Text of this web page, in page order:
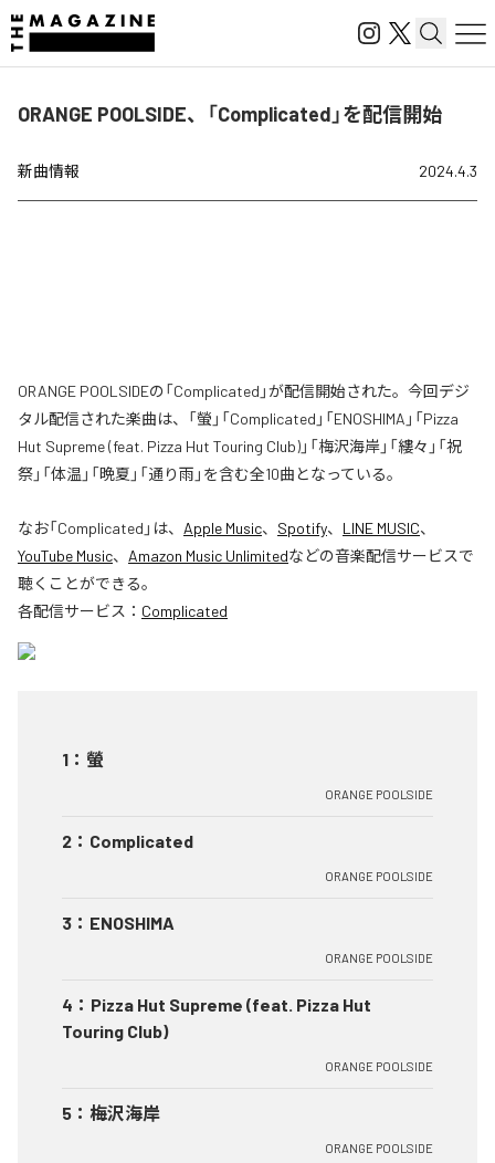
ORANGE POOLSIDE、「Complicated」を配信開始
新曲情報 2024.4.3
ORANGE POOLSIDEの「Complicated」が配信開始された。今回デジ
タル配信された楽曲は、「螢」「Complicated」「ENOSHIMA」「Pizza
Hut Supreme (feat. Pizza Hut Touring Club)」「梅沢海岸」「縷々」「祝
祭」「体温」「晩夏」「通り雨」を含む全10曲となっている。
なお「Complicated 」は、 Apple Music、 Spotify、 LINE MUSIC、
YouTube Music、 Amazon Music Unlimitedなどの音楽配信サービスで
聴くことができる。
各配信サービス： Complicated
1 ： 螢
ORANGE POOLSIDE
2 ： Complicated
ORANGE POOLSIDE
3 ： ENOSHIMA
ORANGE POOLSIDE
4 ： Pizza Hut Supreme (feat. Pizza Hut
Touring Club)
ORANGE POOLSIDE
5 ： 梅沢海岸
ORANGE POOLSIDE